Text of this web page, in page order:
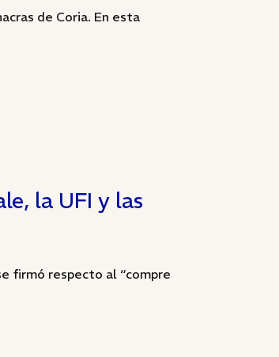
de Coria. En esta
la UFI y las
firmó respecto al “compre